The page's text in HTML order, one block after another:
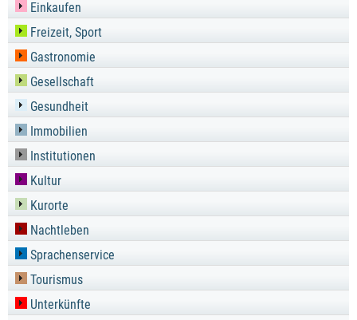
Einkaufen
Freizeit, Sport
Gastronomie
Gesellschaft
Gesundheit
Immobilien
Institutionen
Kultur
Kurorte
Nachtleben
Sprachenservice
Tourismus
Unterkünfte